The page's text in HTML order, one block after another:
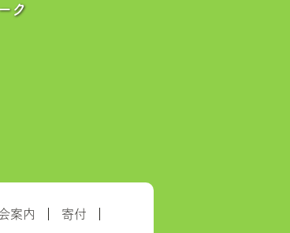
ク
案内
寄付